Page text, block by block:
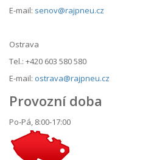
E-mail: senov@rajpneu.cz
Ostrava
Tel.: +420 603 580 580
E-mail: ostrava@rajpneu.cz
Provozní doba
Po-Pá, 8:00-17:00